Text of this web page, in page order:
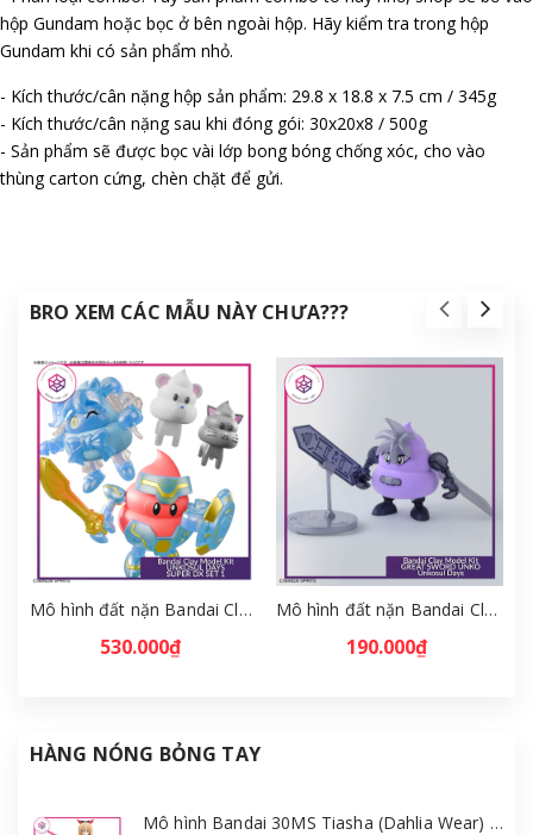
hộp Gundam hoặc bọc ở bên ngoài hộp. Hãy kiểm tra trong hộp
Gundam khi có sản phẩm nhỏ.
- Kích thước/cân nặng hộp sản phẩm: 29.8 x 18.8 x 7.5 cm / 345g
- Kích thước/cân nặng sau khi đóng gói: 30x20x8 / 500g
- Sản phẩm sẽ được bọc vài lớp bong bóng chống xóc, cho vào
thùng carton cứng, chèn chặt để gửi.
BRO XEM CÁC MẪU NÀY CHƯA???
Mô hình đất nặn Bandai Clay Model Kit UNKOSUL DAYS SUPER DX SET 1 - Unkosul Days [GDB]
530.000₫
Mô hình đất nặn Bandai Clay Model Kit GREAT SWORD UNKO - Unkosul Days [GDB]
190.000₫
HÀNG NÓNG BỎNG TAY
Mô hình Bandai 30MS Tiasha (Dahlia Wear) [Color B] [GDB] [30MS]